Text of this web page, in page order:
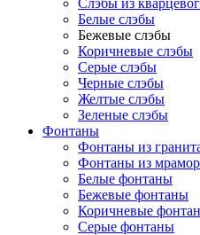
Белые слэбы
Бежевые слэбы
Коричневые слэбы
Серые слэбы
Черные слэбы
Желтые слэбы
Зеленые слэбы
Фонтаны
Фонтаны из
Фонтаны из
Белые фонтаны
Бежевые фонтаны
Коричневые
Серые фонтаны